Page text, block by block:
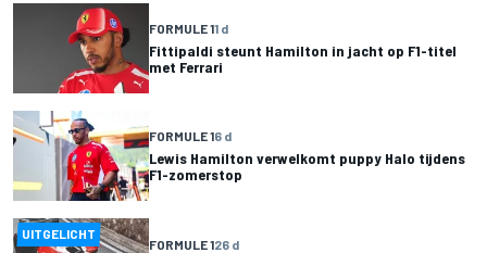
FORMULE 11 d
Fittipaldi steunt Hamilton in jacht op F1-titel
met Ferrari
FORMULE 16 d
Lewis Hamilton verwelkomt puppy Halo tijdens
F1-zomerstop
UITGELICHT
FORMULE 126 d